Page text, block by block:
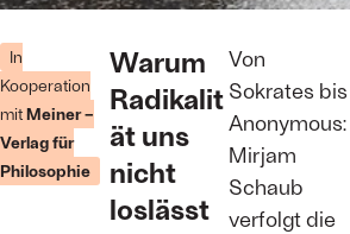
In
Kooperation
mitMeiner –
Verlag für
Philosophie
Warum
Radikalit
ät uns
nicht
loslässt
Von
Sokrates bis
Anonymous:
Mirjam
Schaub
verfolgt die
der »Letzten
Generation«
werden von
der Straße
getragen: Der
eigene Körper
wird zum